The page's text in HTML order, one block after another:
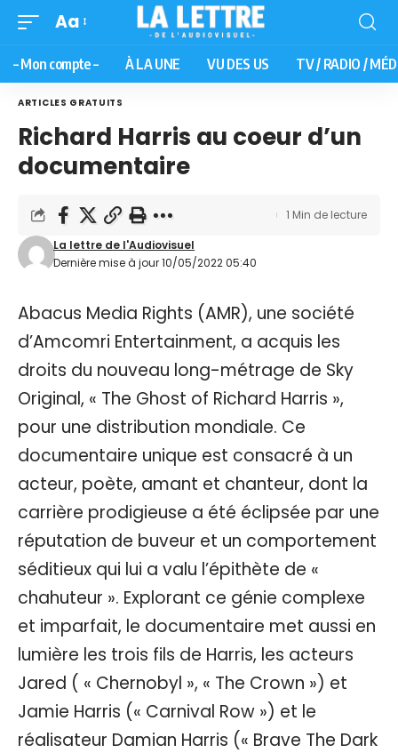
Aa
– Mon compte – À LA UNE VU DES US TV / RADIO /
ARTICLES GRATUITS
Richard Harris au coeur d’un
documentaire
Dernière mise à jour 10/05/2022 05:40
La lettre de l'Audiovisuel
1 Min de lecture
Abacus Media Rights (AMR), une société
d’Amcomri Entertainment, a acquis les
droits du nouveau long-métrage de Sky
Original, « The Ghost of Richard Harris »,
pour une distribution mondiale. Ce
documentaire unique est consacré à un
acteur, poète, amant et chanteur, dont la
carrière prodigieuse a été éclipsée par une
réputation de buveur et un comportement
séditieux qui lui a valu l’épithète de «
chahuteur ». Explorant ce génie complexe
et imparfait, le documentaire met aussi en
lumière les trois fils de Harris, les acteurs
Jared ( « Chernobyl », « The Crown ») et
Jamie Harris (« Carnival Row ») et le
réalisateur Damian Harris (« Brave The Dark